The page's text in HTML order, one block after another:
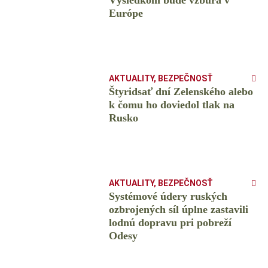
Európe
AKTUALITY, BEZPEČNOSŤ
Štyridsať dní Zelenského alebo
k čomu ho doviedol tlak na
Rusko
AKTUALITY, BEZPEČNOSŤ
Systémové údery ruských
ozbrojených síl úplne zastavili
lodnú dopravu pri pobreží
Odesy